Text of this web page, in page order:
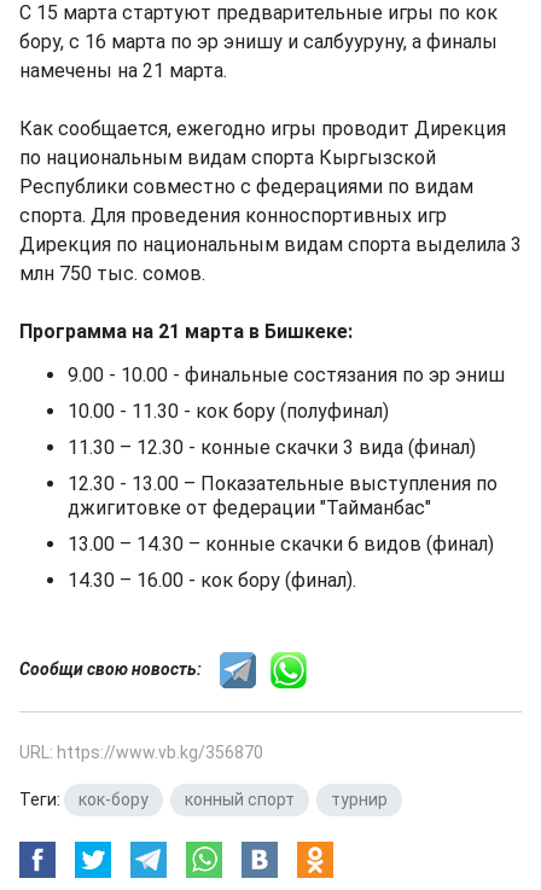
С 15 марта стартуют предварительные игры по кок
бору, с 16 марта по эр энишу и салбууруну, а финалы
намечены на 21 марта.
Как сообщается, ежегодно игры проводит Дирекция
по национальным видам спорта Кыргызской
Республики совместно с федерациями по видам
спорта. Для проведения конноспортивных игр
Дирекция по национальным видам спорта выделила 3
млн 750 тыс. сомов.
Программа на 21 марта в Бишкеке:
9.00 - 10.00 - финальные состязания по эр эниш
10.00 - 11.30 - кок бору (полуфинал)
11.30 – 12.30 - конные скачки 3 вида (финал)
12.30 - 13.00 – Показательные выступления по
джигитовке от федерации "Тайманбас"
13.00 – 14.30 – конные скачки 6 видов (финал)
14.30 – 16.00 - кок бору (финал).
Сообщи свою новость:
URL: https://www.vb.kg/356870
Теги: кок-бору конный спорт турнир